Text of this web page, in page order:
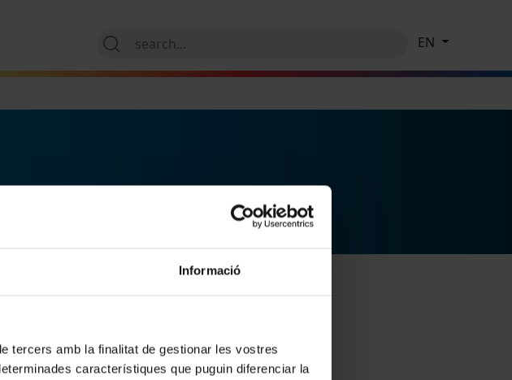
Informació
tercers amb la finalitat de gestionar les vostres
característiques que puguin diferenciar la
EN